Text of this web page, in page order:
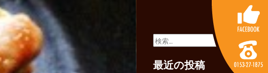
検
索:
最近の投稿